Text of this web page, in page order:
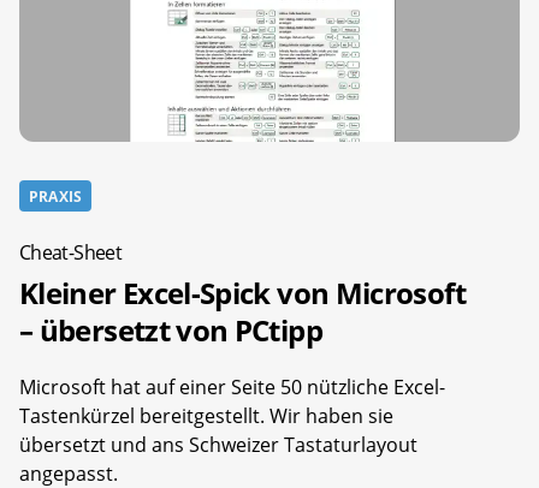
PRAXIS
Cheat-Sheet
Kleiner Excel-Spick von Microsoft
– übersetzt von PCtipp
Microsoft hat auf einer Seite 50 nützliche Excel-
Tastenkürzel bereitgestellt. Wir haben sie
übersetzt und ans Schweizer Tastaturlayout
angepasst.